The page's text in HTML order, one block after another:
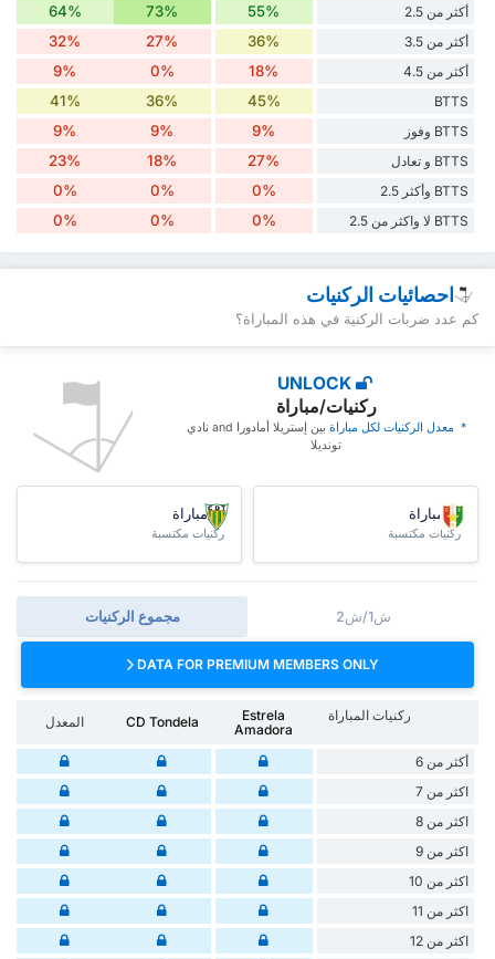
أكثر من 2.5 55%
73%
64%
أكثر من 3.5 36%
27%
32%
أكثر من 4.5 18%
0%
9%
BTTS
45%
36%
41%
BTTS وفوز 9%
9%
9%
BTTS و تعادل 27%
18%
23%
BTTS وأكثر 2.5 0%
0%
0%
BTTS لا واكثر من 2.5 0%
0%
0%
احصائيات الركنيات
كم عدد ضربات الركنية في هذه المباراة؟
UNLOCK
ركنيات/مباراة
* ‏ ‏معدل الركنيات لكل مباراة
‏بين إستريلا أمادورا and نادي
تونديلا
/مباراة
ركنيات مكتسبة
/مباراة
ركنيات مكتسبة
مجموع الركنيات ش1/ش2
DATA FOR PREMIUM MEMBERS ONLY
ركنيات المباراة
Estrela
Amadora
CD Tondela المعدل
أكثر من 6
اكثر من 7
اكثر من 8
اكثر من 9
اكثر من 10
اكثر من 11
اكثر من 12